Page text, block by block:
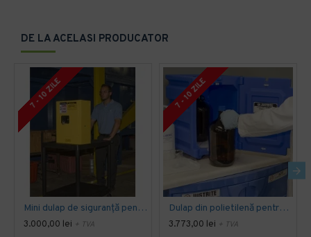
DE LA ACELASI PRODUCATOR
7 - 10 ZILE
Mini dulap de siguranță pentru lichide inflamabile 89-MI, Justrite
3.000,00 lei + TVA
7 - 10 ZILE
Dulap din polietilenă pentru corozivi, de blat 24080-CT, Justrite
3.773,00 lei + TVA